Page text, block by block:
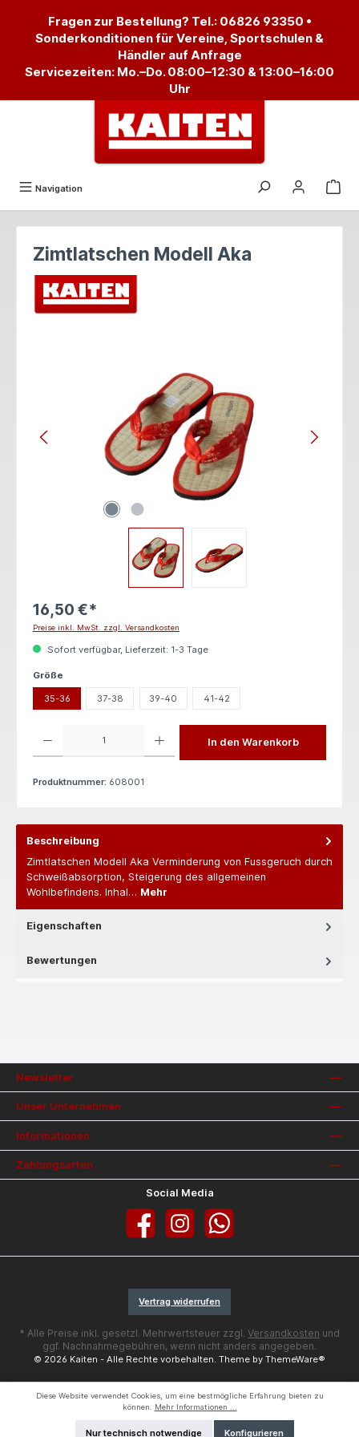
Fragen zur Bestellung? Tel.: 06826 93350 •
Sonderkonditionen für Vereine, Sportschulen &
Händler auf Anfrage
Servicezeiten: Mo.–Do. 08:00–12:30 & 13:00–16:00
Uhr
Navigation
Zimtlatschen Modell Aka
16,50 €*
Preise inkl. MwSt. zzgl. Versandkosten
Sofort verfügbar, Lieferzeit: 1-3 Tage
Größe
35-36 37-38 39-40 41-42
In den Warenkorb
Produktnummer: 608001
Beschreibung
Zimtlatschen Modell Aka Verminderung von Fussgeruch durch
Schweißabsorption, Steigerung des allgemeinen
Wohlbefindens. Inhal… Mehr
Eigenschaften
Bewertungen
Newsletter
Unser Unternehmen
Informationen
Zahlungsarten
Social Media
Facebook InstagramWhatsApp
Vertrag widerrufen
* Alle Preise inkl. gesetzl. Mehrwertsteuer zzgl. Versandkosten und
ggf. Nachnahmegebühren, wenn nicht anders angegeben.
© 2026 Kaiten - Alle Rechte vorbehalten. Theme by ThemeWare®
Diese Website verwendet Cookies, um eine bestmögliche Erfahrung bieten zu
können.
Mehr Informationen ...
Nur technisch notwendige Konfigurieren